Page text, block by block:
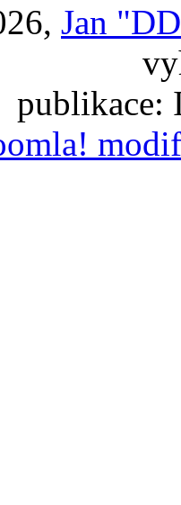
Jan
publikace: